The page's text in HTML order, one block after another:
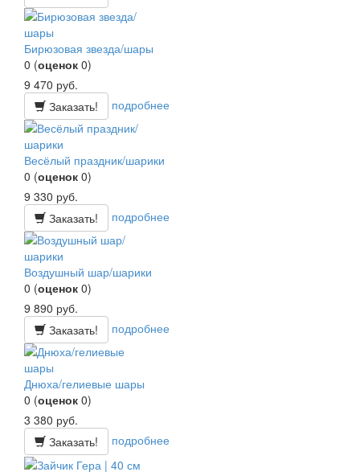
Бирюзовая звезда/шары
0 (оценок 0)
9 470 руб.
Заказать!
подробнее
Весёлый праздник/шарики
0 (оценок 0)
9 330 руб.
Заказать!
подробнее
Воздушный шар/шарики
0 (оценок 0)
9 890 руб.
Заказать!
подробнее
Днюха/гелиевые шары
0 (оценок 0)
3 380 руб.
Заказать!
подробнее